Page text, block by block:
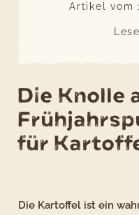
Artikel vom
Die Knolle
für
Die Kartoffel ist ein